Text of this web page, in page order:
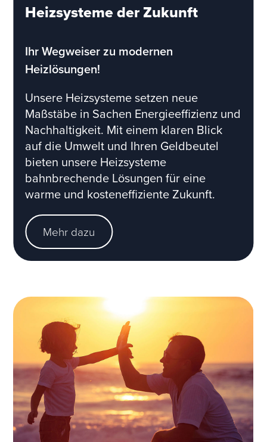
Heizsysteme der Zukunft
Ihr Wegweiser zu modernen
Heizlösungen!
Unsere Heizsysteme setzen neue
Maßstäbe in Sachen Energieeffizienz und
Nachhaltigkeit. Mit einem klaren Blick
auf die Umwelt und Ihren Geldbeutel
bieten unsere Heizsysteme
bahnbrechende Lösungen für eine
warme und kosteneffiziente Zukunft.
Mehr dazu